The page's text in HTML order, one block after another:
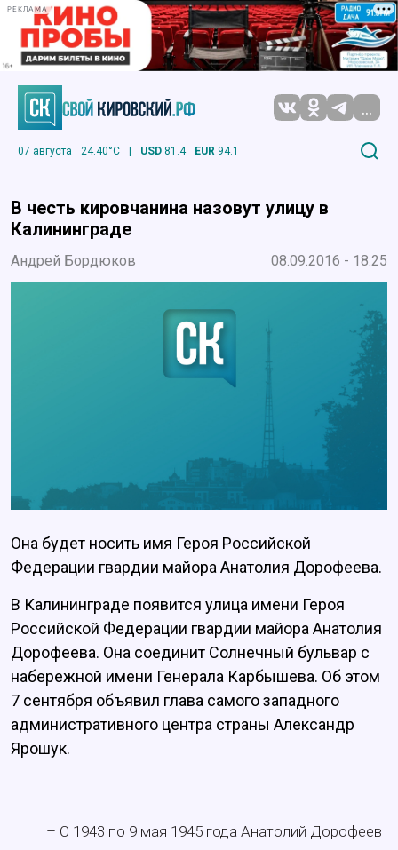
РЕКЛАМА
...
07 августа 24.40°C | USD 81.4 EUR 94.1
В честь кировчанина назовут улицу в
Калининграде
Андрей Бордюков 08.09.2016 - 18:25
Она будет носить имя Героя Российской
Федерации гвардии майора Анатолия Дорофеева.
В Калининграде появится улица имени Героя
Российской Федерации гвардии майора Анатолия
Дорофеева. Она соединит Солнечный бульвар с
набережной имени Генерала Карбышева. Об этом
7 сентября объявил глава самого западного
административного центра страны Александр
Ярошук.
– С 1943 по 9 мая 1945 года Анатолий Дорофеев